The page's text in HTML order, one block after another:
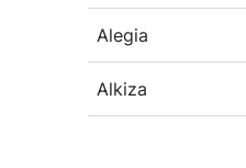
Alegia
Alkiza